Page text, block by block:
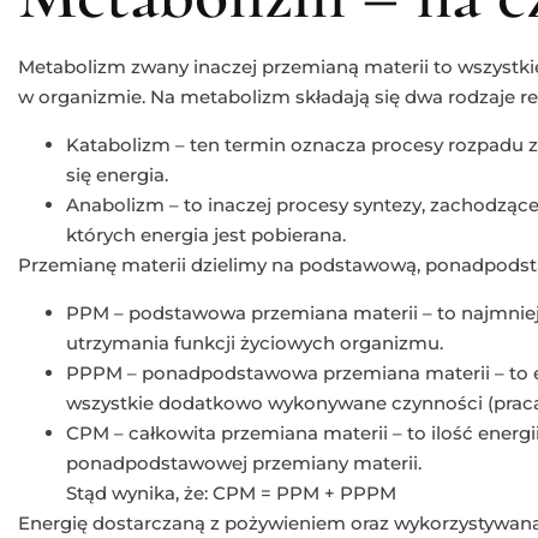
Metabolizm zwany inaczej przemianą materii to
w organizmie. Na metabolizm składają się dwa rodzaje
Katabolizm – ten termin oznacza procesy rozpadu
się energia.
Anabolizm – to inaczej procesy syntezy,
których energia jest pobierana.
Przemianę materii dzielimy na podstawową,
PPM – podstawowa przemiana materii – to
utrzymania funkcji życiowych organizmu.
PPPM – ponadpodstawowa przemiana materii –
wszystkie dodatkowo wykonywane czynności
CPM – całkowita przemiana materii – to ilość
ponadpodstawowej przemiany materii.
Stąd wynika, że: CPM = PPM + PPPM
Energię dostarczaną z pożywieniem oraz